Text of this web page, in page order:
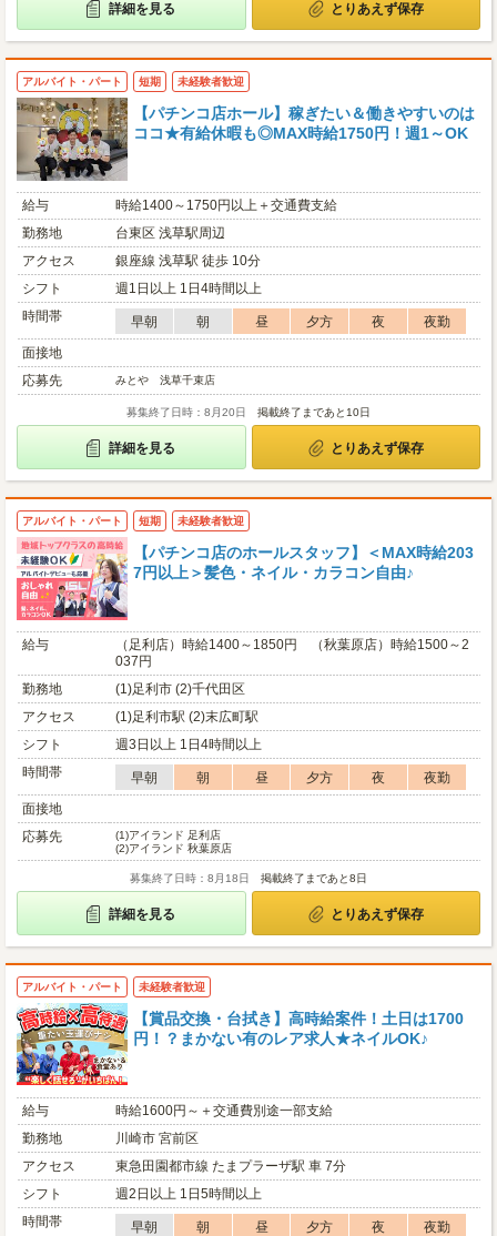
詳細を見る とりあえず保存
アルバイト・パート 短期 未経験者歓迎
【パチンコ店ホール】稼ぎたい＆働きやすいのは
ココ★有給休暇も◎MAX時給1750円！週1～OK
給与
時給1400～1750円以上＋交通費支給
勤務地
台東区 浅草駅周辺
アクセス
銀座線 浅草駅 徒歩 10分
シフト
週1日以上 1日4時間以上
時間帯
早朝 朝 昼 夕方 夜
夜勤
面接地
応募先
みとや 浅草千束店
募集終了日時：8月20日 掲載終了まであと10日
詳細を見る とりあえず保存
アルバイト・パート 短期 未経験者歓迎
【パチンコ店のホールスタッフ】＜MAX時給203
7円以上＞髪色・ネイル・カラコン自由♪
給与
（足利店）時給1400～1850円 （秋葉原店）時給1500～2
037円
勤務地
(1)足利市 (2)千代田区
アクセス
(1)足利市駅 (2)末広町駅
シフト
週3日以上 1日4時間以上
時間帯
早朝 朝 昼 夕方 夜
夜勤
面接地
応募先
(1)アイランド 足利店
(2)アイランド 秋葉原店
募集終了日時：8月18日 掲載終了まであと8日
詳細を見る とりあえず保存
アルバイト・パート 未経験者歓迎
【賞品交換・台拭き】高時給案件！土日は1700
円！？まかない有のレア求人★ネイルOK♪
給与
時給1600円～＋交通費別途一部支給
勤務地
川崎市 宮前区
アクセス
東急田園都市線 たまプラーザ駅 車 7分
シフト
週2日以上 1日5時間以上
時間帯
早朝 朝 昼 夕方 夜
夜勤